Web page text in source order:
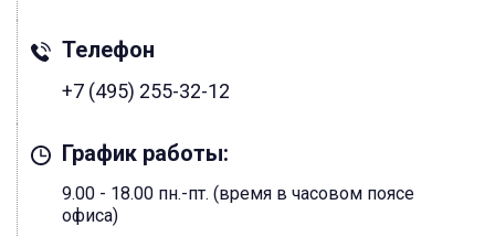
Телефон
+7 (495) 255-32-12
График работы:
9.00 - 18.00 пн.-пт. (время в часовом поясе
офиса)